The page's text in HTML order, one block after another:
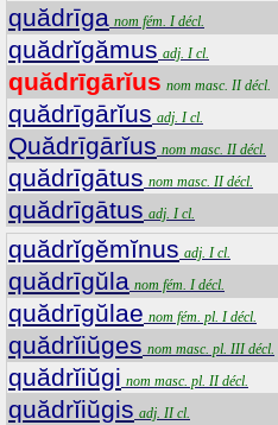
quădrīga nom fém. I décl.
quădrĭgămus adj. I cl.
quădrīgārĭus nom masc. II décl.
quădrīgārĭus adj. I cl.
Quădrīgārĭus nom masc. II décl.
quădrīgātus nom masc. II décl.
quădrīgātus adj. I cl.
quădrĭgĕmĭnus adj. I cl.
quădrīgŭla nom fém. I décl.
quădrīgŭlae nom fém. pl. I décl.
quădrĭiŭges nom masc. pl. III décl.
quădrĭiŭgi nom masc. pl. II décl.
quădrĭiŭgis adj. II cl.